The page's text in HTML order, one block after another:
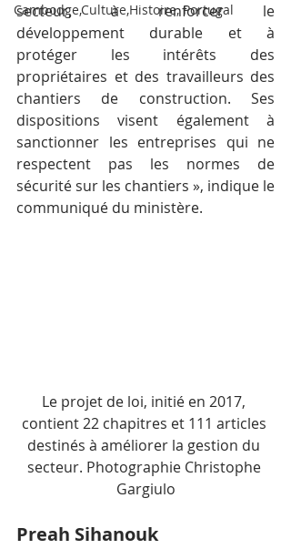
Cambodge,Culture,Histoire, Portugal
secteur, à renforcer le
développement durable et à
protéger les intérêts des
propriétaires et des travailleurs des
chantiers de construction. Ses
dispositions visent également à
sanctionner les entreprises qui ne
respectent pas les normes de
sécurité sur les chantiers », indique le
communiqué du ministère.
Le projet de loi, initié en 2017,
contient 22 chapitres et 111 articles
destinés à améliorer la gestion du
secteur. Photographie Christophe
Gargiulo
Preah Sihanouk